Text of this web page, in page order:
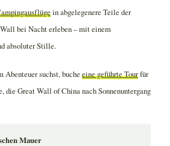
in abgelegenere Teile der
bei Nacht erleben – mit einem
absoluter Stille.
Abenteuer suchst, buche eine geführte Tourfür
Great Wall of China nach Sonnenuntergang
Mauer